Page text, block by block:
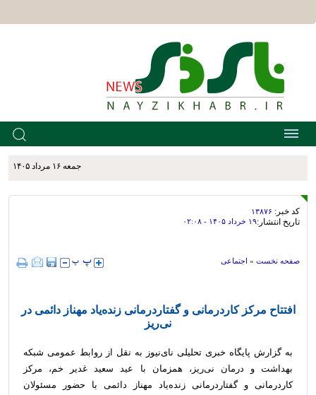
جمعه ۱۶ مرداد ۱۴۰۵
کد خبر: ۱۳۸۷۶
تاریخ انتشار:۱۹ خرداد ۱۴۰۵ - ۰۲:۰۸
صفحه نخست » اجتماعی
افتتاح مرکز کاردرمانی و گفتاردرمانی زنده‌یاد مهناز دائمی در
نی‌ریز
به گزارش پایگاه خبری تحلیلی نای‌نیوز به نقل از روابط عمومی شبکه
بهداشت و درمان نی‌ریز، همزمان با عید سعید غدیر خم، مرکز
کاردرمانی و گفتاردرمانی زنده‌یاد مهناز دائمی با حضور مسئولان